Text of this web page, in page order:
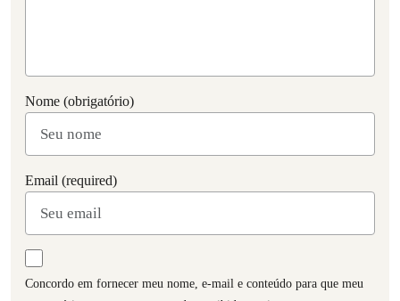
Nome (obrigatório)
Email (required)
Concordo em fornecer meu nome, e-mail e conteúdo para que meu